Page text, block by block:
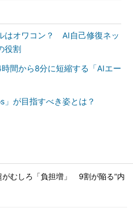
はオワコン？ AI自己修復ネッ
役割
間から8分に短縮する「AIエー
」が目指すべき姿とは？
がむしろ「負担増」 9割が陥る“内